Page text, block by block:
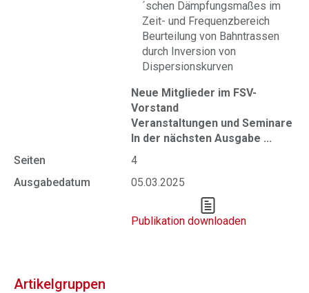
´schen Dämpfungsmaßes im
Zeit- und Frequenzbereich
Beurteilung von Bahntrassen
durch Inversion von
Dispersionskurven
Neue Mitglieder im FSV-
Vorstand
Veranstaltungen und Seminare
In der nächsten Ausgabe ...
Seiten
4
Ausgabedatum
05.03.2025
Publikation downloaden
Artikelgruppen